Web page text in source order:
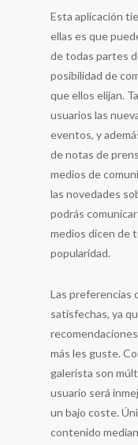
Esta aplicación
ellas es que
de todas partes
posibilidad de
que ellos elijan.
usuarios las
eventos, y
de notas de
medios de
las novedades
podrás
medios dicen de
popularidad.
Las preferencias
satisfechas, ya
más les guste.
galerista son
usuario será
un bajo coste.
contenido